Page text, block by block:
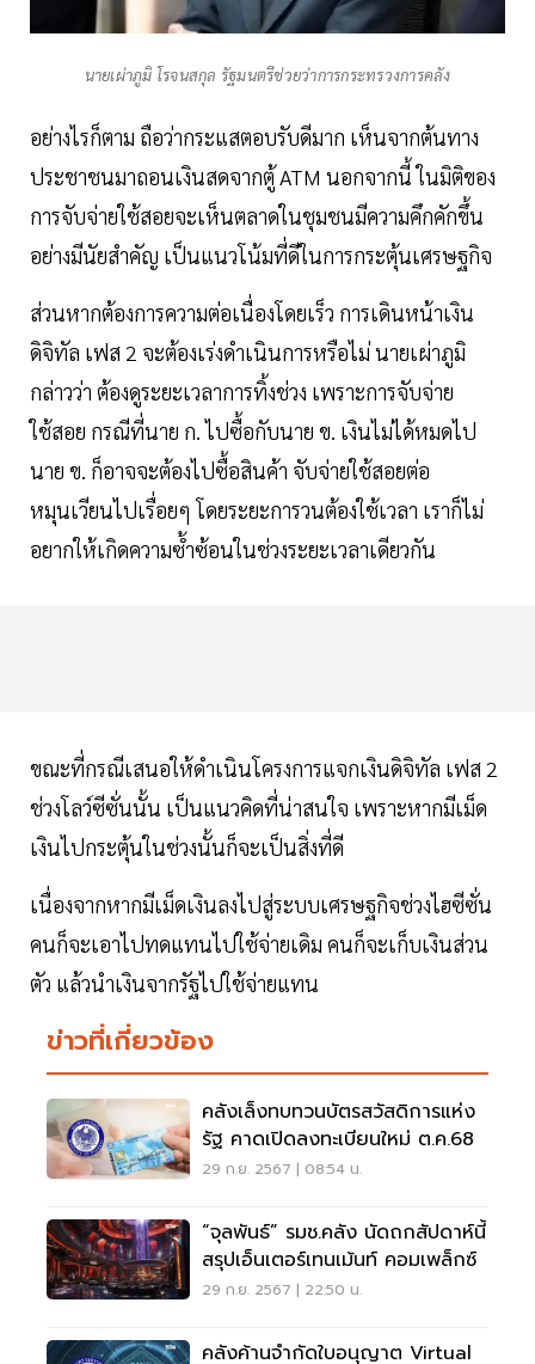
นายเผ่าภูมิ โรจนสกุล รัฐมนตรีช่วยว่าการกระทรวงการคลัง
อย่างไรก็ตาม ถือว่ากระแสตอบรับดีมาก เห็นจากต้นทาง
ประชาชนมาถอนเงินสดจากตู้ ATM นอกจากนี้ ในมิติของ
การจับจ่ายใช้สอยจะเห็นตลาดในชุมชนมีความคึกคักขึ้น
อย่างมีนัยสำคัญ เป็นแนวโน้มที่ดีในการกระตุ้นเศรษฐกิจ
ส่วนหากต้องการความต่อเนื่องโดยเร็ว การเดินหน้าเงิน
ดิจิทัล เฟส 2 จะต้องเร่งดำเนินการหรือไม่ นายเผ่าภูมิ
กล่าวว่า ต้องดูระยะเวลาการทิ้งช่วง เพราะการจับจ่าย
ใช้สอย กรณีที่นาย ก. ไปซื้อกับนาย ข. เงินไม่ได้หมดไป
นาย ข. ก็อาจจะต้องไปซื้อสินค้า จับจ่ายใช้สอยต่อ
หมุนเวียนไปเรื่อยๆ โดยระยะการวนต้องใช้เวลา เราก็ไม่
อยากให้เกิดความซ้ำซ้อนในช่วงระยะเวลาเดียวกัน
ขณะที่กรณีเสนอให้ดำเนินโครงการแจกเงินดิจิทัล เฟส 2
ช่วงโลว์ซีซั่นนั้น เป็นแนวคิดที่น่าสนใจ เพราะหากมีเม็ด
เงินไปกระตุ้นในช่วงนั้นก็จะเป็นสิ่งที่ดี
เนื่องจากหากมีเม็ดเงินลงไปสู่ระบบเศรษฐกิจช่วงไฮซีซั่น
คนก็จะเอาไปทดแทนไปใช้จ่ายเดิม คนก็จะเก็บเงินส่วน
ตัว แล้วนำเงินจากรัฐไปใช้จ่ายแทน
ข่าวที่เกี่ยวข้อง
คลังเล็งทบทวนบัตรสวัสดิการแห่ง
รัฐ คาดเปิดลงทะเบียนใหม่ ต.ค.68
29 ก.ย. 2567 | 08:54 น.
“จุลพันธ์” รมช.คลัง นัดถกสัปดาห์นี้
สรุปเอ็นเตอร์เทนเม้นท์ คอมเพล็กซ์
29 ก.ย. 2567 | 22:50 น.
คลังค้านจำกัดใบอนุญาต Virtual